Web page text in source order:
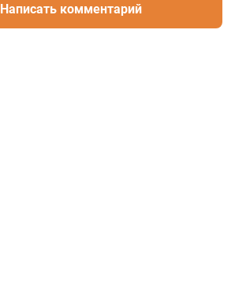
Написать комментарий